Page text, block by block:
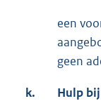
een
geen
k. Hulp